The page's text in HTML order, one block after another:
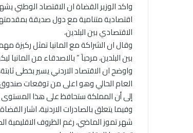
واكد الوزير القضاة ان الاقتصاد
اقتصادية متنامية مع دول صديقة
الاقتصادي بين البلدين،
وقال ان الشراكة مع المانيا تمثل ركيزة
بين البلدين، مرحباَ ” بالاصدقاء من المانيا
إلى أن المملكة ستحافظ على هذا المستوى
شهر تموز الماضي، رغم الظروف الاقليمية